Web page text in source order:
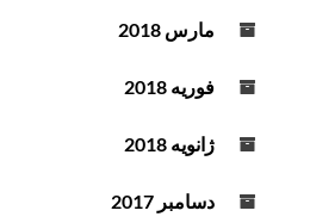
مارس 2018
فوریه 2018
ژانویه 2018
دسامبر 2017